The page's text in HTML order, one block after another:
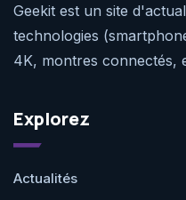
Geekit est un site
technologies
4K, montres connectés,
Explorez
Actualités